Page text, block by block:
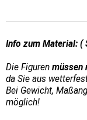
Info zum Material: (
Die Figuren müssen
da Sie aus
Bei Gewicht,
möglich!